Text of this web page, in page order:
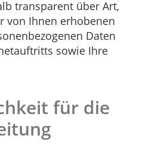
transparent über Art,
von Ihnen erhobenen
Daten
sowie Ihre
für die